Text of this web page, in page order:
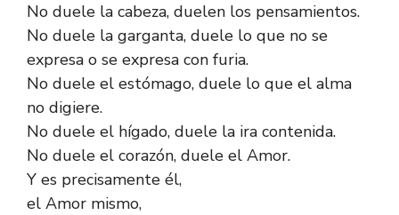
No duele la cabeza, duelen los pensamientos.
No duele la garganta, duele lo que no se
expresa o se expresa con furia.
No duele el estómago, duele lo que el alma
no digiere.
No duele el hígado, duele la ira contenida.
No duele el corazón, duele el Amor.
Y es precisamente él,
el Amor mismo,